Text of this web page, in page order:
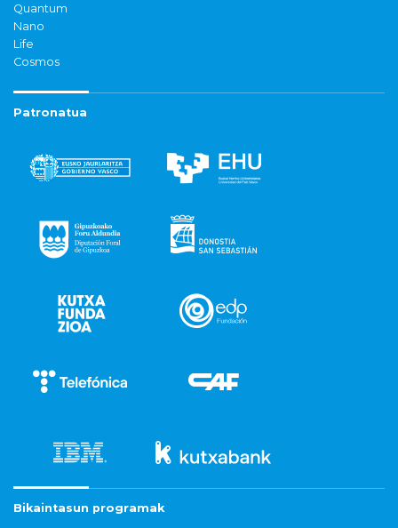
Quantum
Nano
Life
Cosmos
Patronatua
Bikaintasun programak